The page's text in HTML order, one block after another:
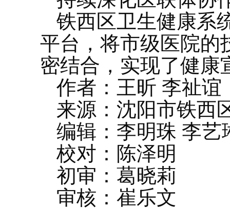
铁西区卫生健康系
平台，将市级医院的
密结合，实现了健康
作者：王昕 李祉谊
来源：沈阳市铁西
编辑：李明珠 李艺
校对：陈泽明
初审：葛晓莉
审核：崔乐文